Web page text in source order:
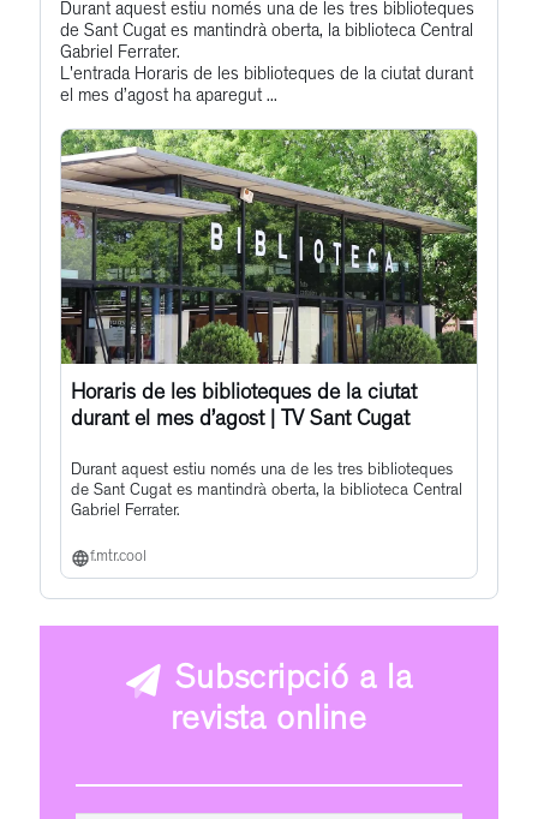
Profile
Get
to
this
Durant aquest estiu només una de les tres biblioteques
de Sant Cugat es mantindrà oberta, la biblioteca Central
Gabriel Ferrater.
L'entrada Horaris de les biblioteques de la ciutat durant
el mes d’agost ha aparegut ...
Horaris de les biblioteques de la ciutat
durant el mes d’agost | TV Sant Cugat
Durant aquest estiu només una de les tres biblioteques
de Sant Cugat es mantindrà oberta, la biblioteca Central
Gabriel Ferrater.
f.mtr.cool
Subscripció a la
revista online